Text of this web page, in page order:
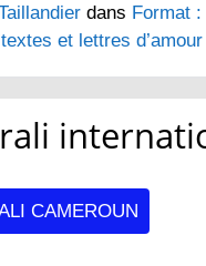
dans Format
et lettres
CAMEROUN